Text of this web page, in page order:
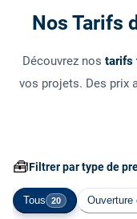
Nos Tarifs
Découvrez nos tarifs
vos projets. Des prix
🧰Filtrer par type de
Tous 20 Ouverture